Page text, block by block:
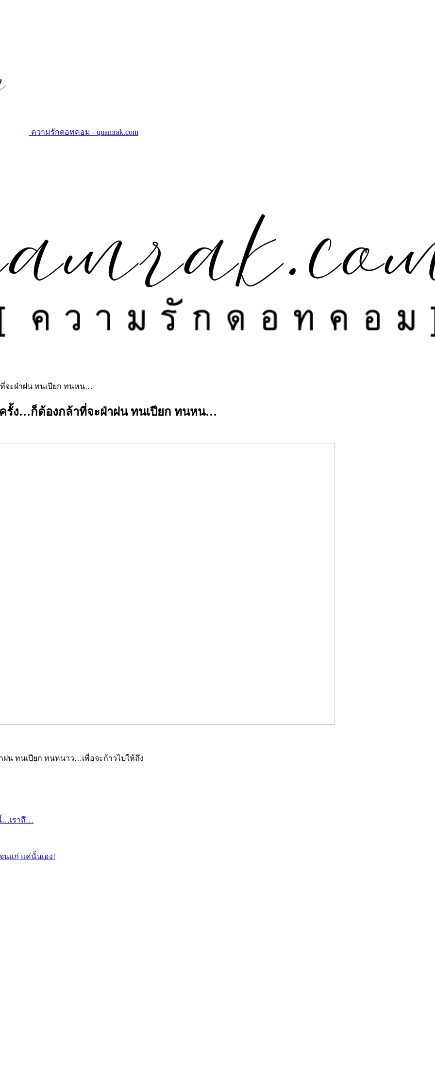
ความรักดอทคอม - quamrak.com
ที่จะฝ่าฝน ทนเปียก ทนหน…
รั้ง…ก็ต้องกล้าที่จะฝ่าฝน ทนเปียก ทนหน…
ฝน ทนเปียก ทนหนาว…เพื่อจะก้าวไปให้ถึง
…เราถึ…
นแก่ แค่นั้นเอง!